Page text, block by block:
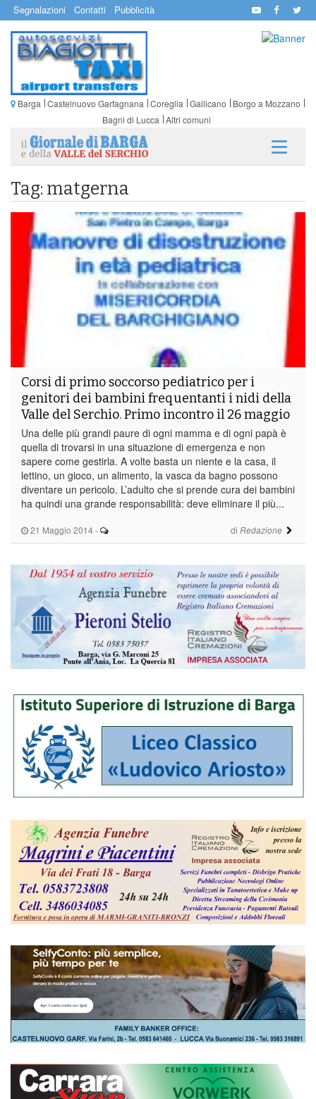
Segnalazioni Contatti Pubblicità
Barga Castelnuovo Garfagnana Coreglia Gallicano
Borgo a Mozzano
Bagni di Lucca Altri comuni
Tag: matgerna
21 Maggio 2014 - di Redazione
Corsi di primo soccorso pediatrico per i
genitori dei bambini frequentanti i nidi della
Valle del Serchio. Primo incontro il 26 maggio
Una delle più grandi paure di ogni mamma e di ogni papà è
quella di trovarsi in una situazione di emergenza e non
sapere come gestirla. A volte basta un niente e la casa, il
lettino, un gioco, un alimento, la vasca da bagno possono
diventare un pericolo. L’adulto che si prende cura dei bambini
ha quindi una grande responsabilità: deve eliminare il più...